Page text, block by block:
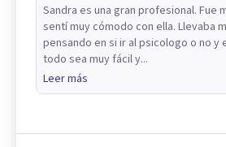
Sandra es una gran profesional. Fue
sentí muy cómodo con ella. Llevaba
pensando en si ir al psicologo o no y
todo sea muy fácil y...
Leer más